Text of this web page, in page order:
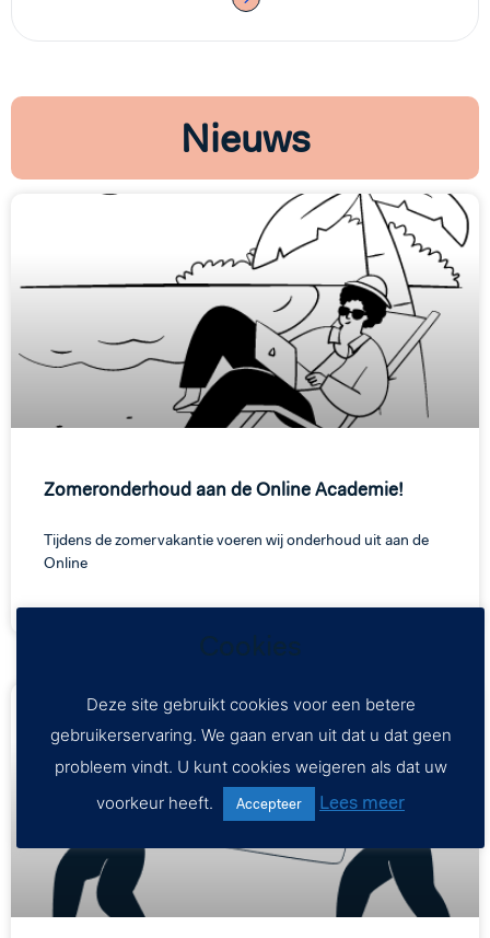
Nieuws
Zomeronderhoud aan de Online Academie!
Tijdens de zomervakantie voeren wij onderhoud uit aan de
Online
Cookies
Deze site gebruikt cookies voor een betere
gebruikerservaring. We gaan ervan uit dat u dat geen
probleem vindt. U kunt cookies weigeren als dat uw
voorkeur heeft.
Accepteer Lees meer